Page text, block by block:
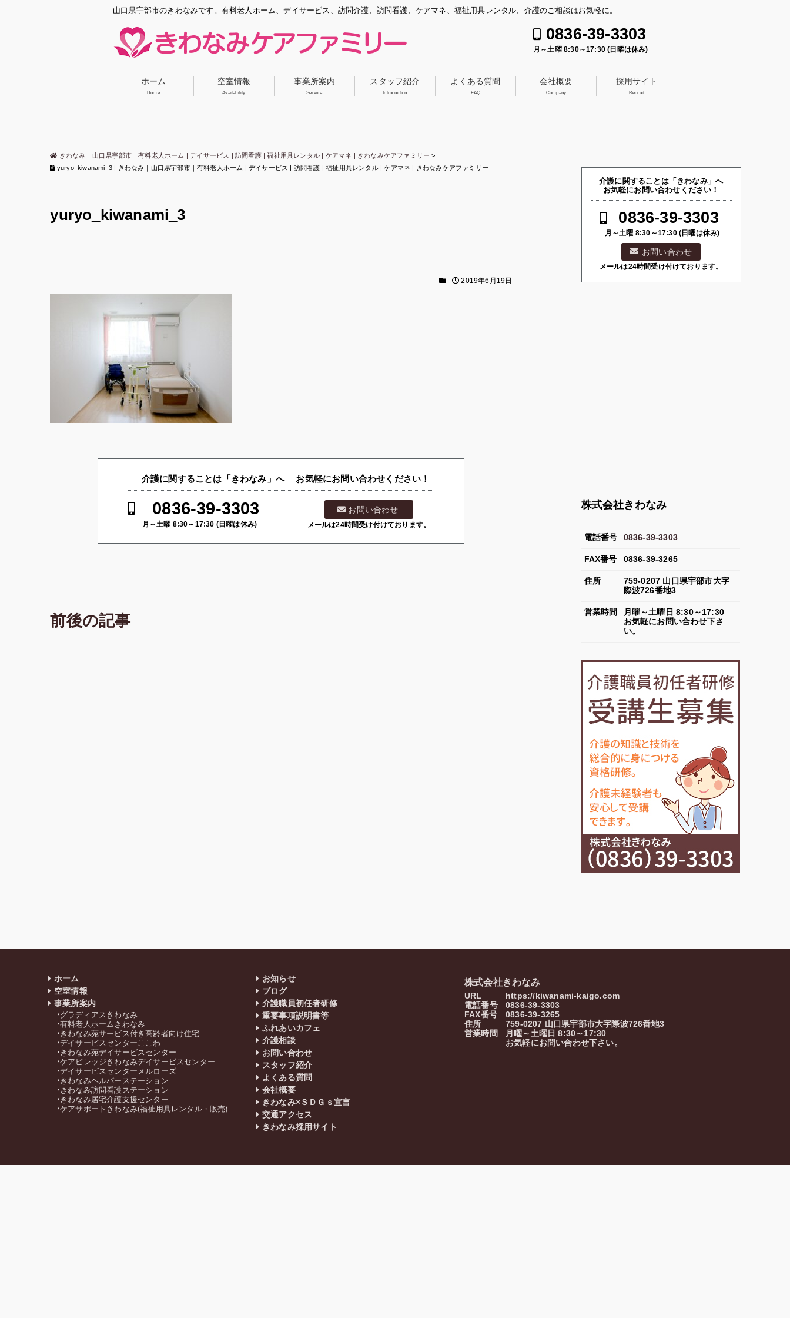
山口県宇部市のきわなみです。有料老人ホーム、デイサービス、訪問介護、訪問看護、ケアマネ、福祉用具レンタル、介護のご相談はお気軽に。
0836-39-3303
月～土曜 8:30～17:30 (日曜は休み)
ホーム
Home
空室情報
Availability
事業所案内
Service
スタッフ紹介
Introduction
よくある質問
FAQ
会社概要
Company
採用サイト
Recruit
きわなみ｜山口県宇部市｜有料老人ホーム | デイサービス | 訪問看護 | 福祉用具レンタル | ケアマネ | きわなみケアファミリー >
yuryo_kiwanami_3 | きわなみ｜山口県宇部市｜有料老人ホーム | デイサービス | 訪問看護 | 福祉用具レンタル | ケアマネ | きわなみケアファミリー
yuryo_kiwanami_3
2019年6月19日
介護に関することは「きわなみ」へ お気軽にお問い合わせください！
0836-39-3303
月～土曜 8:30～17:30 (日曜は休み)
お問い合わせ
メールは24時間受け付けております。
前後の記事
介護に関することは「きわなみ」へ
お気軽にお問い合わせください！
0836-39-3303
月～土曜 8:30～17:30 (日曜は休み)
お問い合わせ
メールは24時間受け付けております。
株式会社きわなみ
電話番号 0836-39-3303
FAX番号 0836-39-3265
住所 759-0207 山口県宇部市大字
際波726番地3
営業時間
月曜～土曜日 8:30～17:30
お気軽にお問い合わせ下さ
い。
ホーム
空室情報
事業所案内
グラディアスきわなみ
有料老人ホームきわなみ
きわなみ苑サービス付き高齢者向け住宅
デイサービスセンターここわ
きわなみ苑デイサービスセンター
ケアビレッジきわなみデイサービスセンター
デイサービスセンターメルローズ
きわなみヘルパーステーション
きわなみ訪問看護ステーション
きわなみ居宅介護支援センター
ケアサポートきわなみ(福祉用具レンタル・販売)
お知らせ
ブログ
介護職員初任者研修
重要事項説明書等
ふれあいカフェ
介護相談
お問い合わせ
スタッフ紹介
よくある質問
会社概要
きわなみ×ＳＤＧｓ宣言
交通アクセス
きわなみ採用サイト
株式会社きわなみ
URL
https://kiwanami-kaigo.com
電話番号
0836-39-3303
FAX番号
0836-39-3265
住所
759-0207 山口県宇部市大字際波726番地3
営業時間
月曜～土曜日 8:30～17:30
お気軽にお問い合わせ下さい。